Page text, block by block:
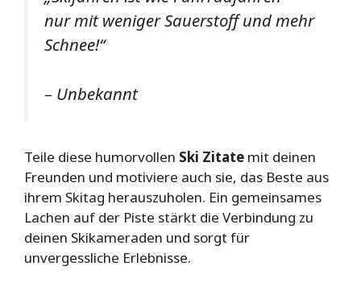
nur mit weniger Sauerstoff und mehr
Schnee!“
– Unbekannt
Teile diese humorvollen Ski Zitate mit deinen
Freunden und motiviere auch sie, das Beste aus
ihrem Skitag herauszuholen. Ein gemeinsames
Lachen auf der Piste stärkt die Verbindung zu
deinen Skikameraden und sorgt für
unvergessliche Erlebnisse.